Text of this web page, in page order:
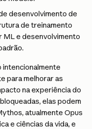
desenvolvimento de
de treinamento
ML e desenvolvimento
intencionalmente
para melhorar as
na experiência do
elas podem
atualmente Opus
e ciências da vida, e